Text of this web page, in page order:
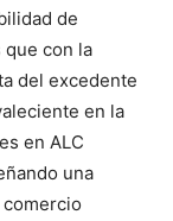
de
con la
del excedente
en la
en ALC
una